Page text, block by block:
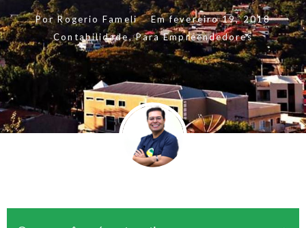
PorRogerio Fameli Em fevereiro 19, 2018
Contabilidade,Para Empreendedores